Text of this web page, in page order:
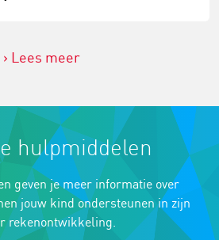
Lees meer
hulpmiddelen
geven je meer informatie over
jouw kind ondersteunen in zijn
rekenontwikkeling.